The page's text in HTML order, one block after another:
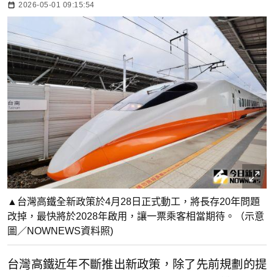
2026-05-01 09:15:54
▲台灣高鐵全新政策於4月28日正式動工，將長存20年問題
改掉，最快將於2028年啟用，讓一票乘客相當期待。（示意
圖／NOWNEWS資料照)
台灣高鐵近年不斷推出新政策，除了先前規劃的提